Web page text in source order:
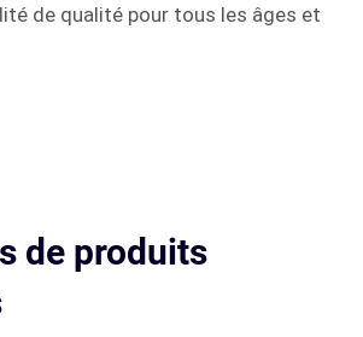
de qualité pour tous les âges et
de produits